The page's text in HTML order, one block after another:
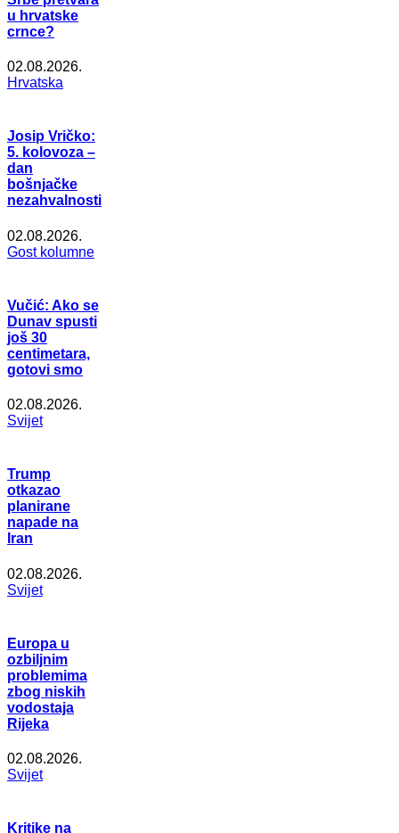
u hrvatske
crnce?
02.08.2026.
Hrvatska
Josip Vričko:
5. kolovoza –
dan
bošnjačke
nezahvalnosti
02.08.2026.
Gost kolumne
Vučić: Ako se
Dunav spusti
još 30
centimetara,
gotovi smo
02.08.2026.
Svijet
Trump
otkazao
planirane
napade na
Iran
02.08.2026.
Svijet
Europa u
ozbiljnim
problemima
zbog niskih
vodostaja
Rijeka
02.08.2026.
Svijet
Kritike na